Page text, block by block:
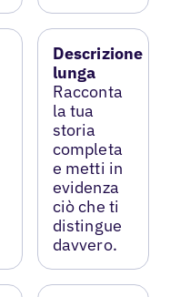
Descrizione
lunga
Racconta
la tua
storia
completa
e metti in
evidenza
ciò che ti
distingue
davvero.